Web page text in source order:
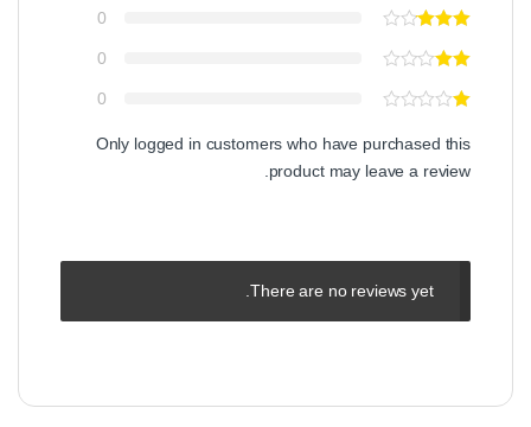
0
0
0
Only logged in customers who have purchased this
product may leave a review.
There are no reviews yet.